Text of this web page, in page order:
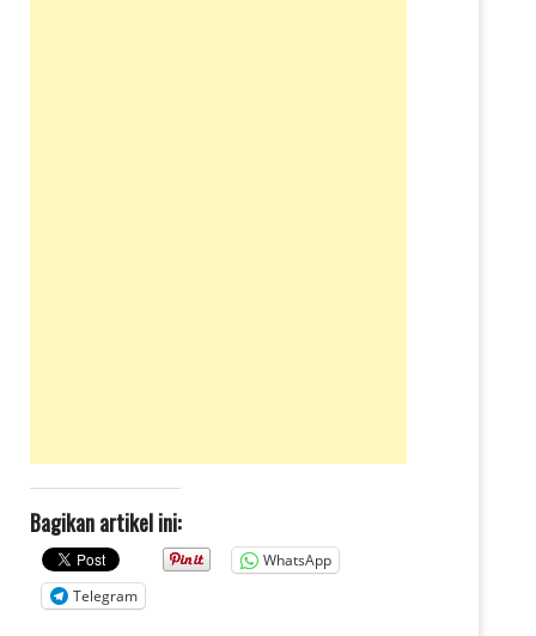
Bagikan artikel ini:
WhatsApp
Telegram